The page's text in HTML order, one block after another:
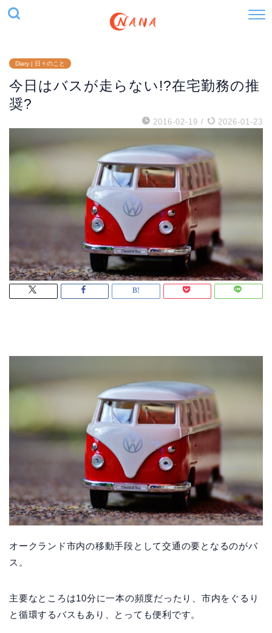
Diary | 日々のこと
今日はバスが走らない!?在宅勤務の推
奨?
2016-02-19 / 2026-01-23
オークランド市内の移動手段として交通の要となるのがバ
ス。
主要なところは10分に一本の頻度だったり、市内をぐるり
と循環するバスもあり、とっても便利です。